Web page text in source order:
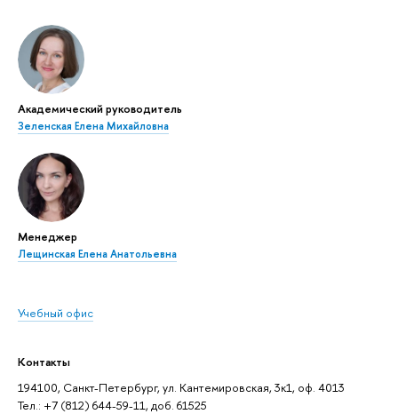
Академический руководитель
Зеленская Елена Михайловна
Менеджер
Лещинская Елена Анатольевна
Учебный офис
Контакты
194100, Санкт-Петербург, ул. Кантемировская, 3к1, оф. 4013
Тел.: +7 (812) 644-59-11, доб. 61525